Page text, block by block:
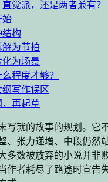
觉派，还是两者兼有？
始
结构
为节拍
为场景
程度才够？
纲写作误区
，再起草
写就的故事的规划。它
、张力递增、中段仍然
多数被放弃的小说并非
作者耗尽了路途时宣告